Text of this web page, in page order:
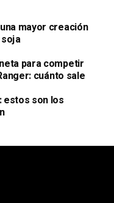
mayor creación
para competir
cuánto sale
estos son los